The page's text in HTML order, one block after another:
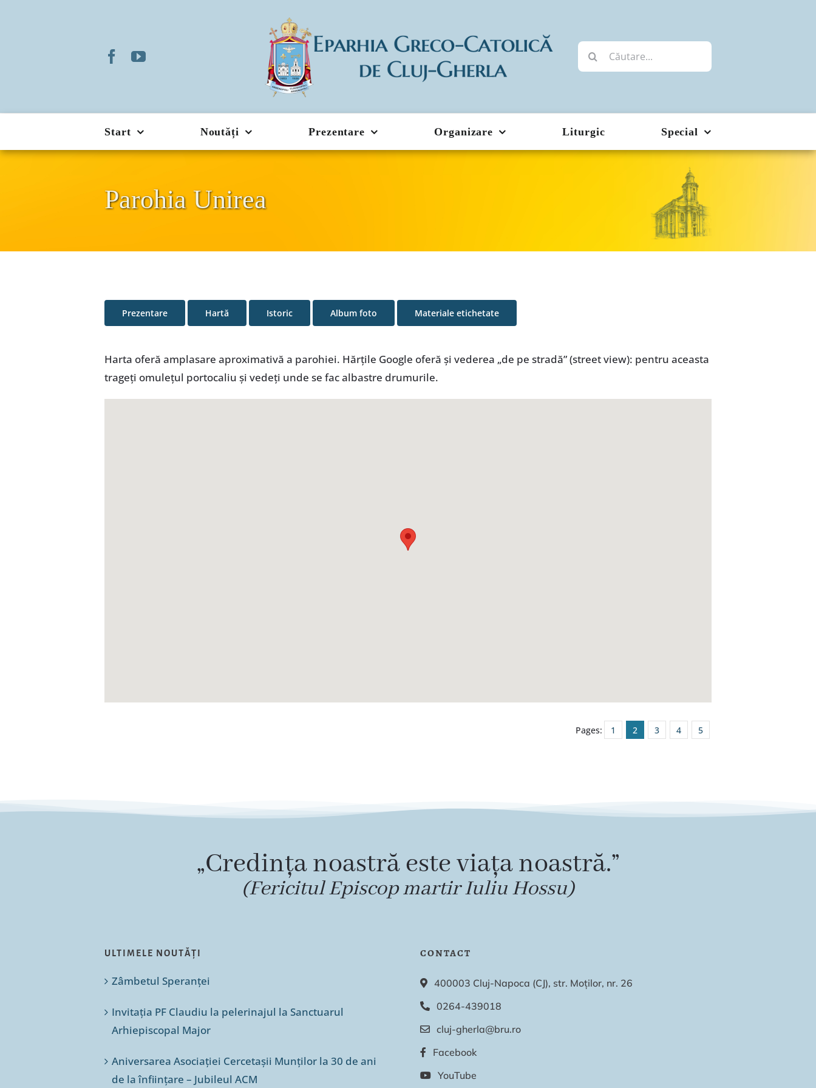
Cautare...
Start Noutăți Prezentare Organizare Liturgic Special
Parohia Unirea
Prezentare Hartă Istoric Album foto Materiale etichetate
Harta oferă amplasare aproximativă a parohiei. Hărţile Google oferă şi vederea „de pe stradă” (street view): pentru aceasta
trageţi omuleţul portocaliu şi vedeţi unde se fac albastre drumurile.
Pages: 1 2 3 4 5
„Credința noastră este viața noastră.”
(Fericitul Episcop martir Iuliu Hossu)
ULTIMELE NOUTĂȚI
Zâmbetul Speranței
Invitația PF Claudiu la pelerinajul la Sanctuarul
Arhiepiscopal Major
Aniversarea Asociației Cercetașii Munților la 30 de ani
de la înființare – Jubileul ACM
CONTACT
400003 Cluj-Napoca (CJ), str. Moților, nr. 26
0264-439018
cluj-gherla@bru.ro
Facebook
YouTube